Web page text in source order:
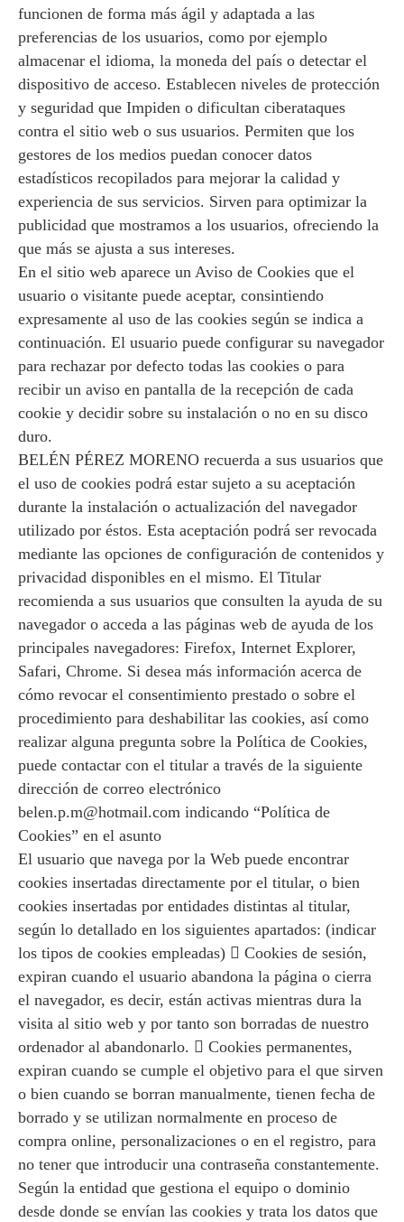
funcionen de forma más ágil y adaptada a las
preferencias de los usuarios, como por ejemplo
almacenar el idioma, la moneda del país o detectar el
dispositivo de acceso. Establecen niveles de protección
y seguridad que Impiden o dificultan ciberataques
contra el sitio web o sus usuarios. Permiten que los
gestores de los medios puedan conocer datos
estadísticos recopilados para mejorar la calidad y
experiencia de sus servicios. Sirven para optimizar la
publicidad que mostramos a los usuarios, ofreciendo la
que más se ajusta a sus intereses.
En el sitio web aparece un Aviso de Cookies que el
usuario o visitante puede aceptar, consintiendo
expresamente al uso de las cookies según se indica a
continuación. El usuario puede configurar su navegador
para rechazar por defecto todas las cookies o para
recibir un aviso en pantalla de la recepción de cada
cookie y decidir sobre su instalación o no en su disco
duro.
BELÉN PÉREZ MORENO recuerda a sus usuarios que
el uso de cookies podrá estar sujeto a su aceptación
durante la instalación o actualización del navegador
utilizado por éstos. Esta aceptación podrá ser revocada
mediante las opciones de configuración de contenidos y
privacidad disponibles en el mismo. El Titular
recomienda a sus usuarios que consulten la ayuda de su
navegador o acceda a las páginas web de ayuda de los
principales navegadores: Firefox, Internet Explorer,
Safari, Chrome. Si desea más información acerca de
cómo revocar el consentimiento prestado o sobre el
procedimiento para deshabilitar las cookies, así como
realizar alguna pregunta sobre la Política de Cookies,
puede contactar con el titular a través de la siguiente
dirección de correo electrónico
belen.p.m@hotmail.com indicando “Política de
Cookies” en el asunto
El usuario que navega por la Web puede encontrar
cookies insertadas directamente por el titular, o bien
cookies insertadas por entidades distintas al titular,
según lo detallado en los siguientes apartados: (indicar
los tipos de cookies empleadas)  Cookies de sesión,
expiran cuando el usuario abandona la página o cierra
el navegador, es decir, están activas mientras dura la
visita al sitio web y por tanto son borradas de nuestro
ordenador al abandonarlo.  Cookies permanentes,
expiran cuando se cumple el objetivo para el que sirven
o bien cuando se borran manualmente, tienen fecha de
borrado y se utilizan normalmente en proceso de
compra online, personalizaciones o en el registro, para
no tener que introducir una contraseña constantemente.
Según la entidad que gestiona el equipo o dominio
desde donde se envían las cookies y trata los datos que